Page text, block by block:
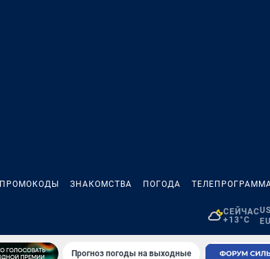
ПРОМОКОДЫ ЗНАКОМСТВА ПОГОДА
СЕЙЧАС
+13°C
Прогноз погоды на выходные